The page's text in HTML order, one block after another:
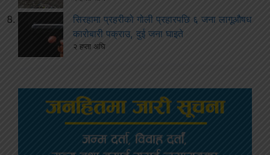
सिरहामा प्रहरीको गोली प्रहारपछि ६ जना लागूऔषध
कारोबारी पक्राउ, दुई जना घाइते
२ हप्ता अघि